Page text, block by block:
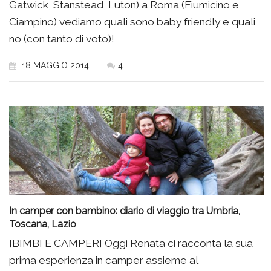
Gatwick, Stanstead, Luton) a Roma (Fiumicino e
Ciampino) vediamo quali sono baby friendly e quali
no (con tanto di voto)!
18 MAGGIO 2014 4
In camper con bambino: diario di viaggio tra Umbria,
Toscana, Lazio
[BIMBI E CAMPER] Oggi Renata ci racconta la sua
prima esperienza in camper assieme al